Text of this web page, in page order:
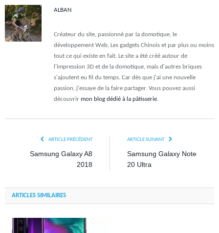
ALBAN
Créateur du site, passionné par la domotique, le
développement Web, Les gadgets Chinois et par plus ou moins
tout ce qui existe en fait. Le site a été créé autour de
l'impression 3D et de la domotique, mais d'autres briques
s'ajoutent eu fil du temps. Car dès que j'ai une nouvelle
passion, j'essaye de la faire partager. Vous pouvez aussi
découvrir mon blog dédié à la pâtisserie.
ARTICLE PRÉCÉDENT
Samsung Galaxy A8
2018
ARTICLE SUIVANT
Samsung Galaxy Note
20 Ultra
ARTICLES SIMILAIRES